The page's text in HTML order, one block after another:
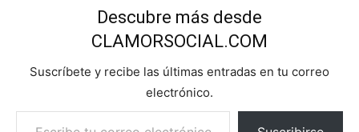
Descubre más desde
CLAMORSOCIAL.COM
Suscríbete y recibe las últimas entradas en tu correo
electrónico.
Escribe tu correo electrónico…